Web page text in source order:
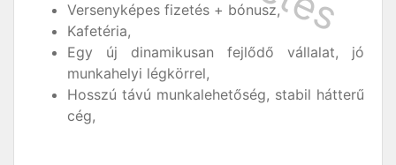
Versenyképes fizetés + bónusz,
Kafetéria,
Egy új dinamikusan fejlődő vállalat, jó
munkahelyi légkörrel,
Hosszú távú munkalehetőség, stabil hátterű
cég,